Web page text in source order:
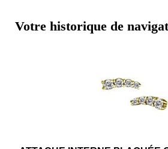
Votre historique de